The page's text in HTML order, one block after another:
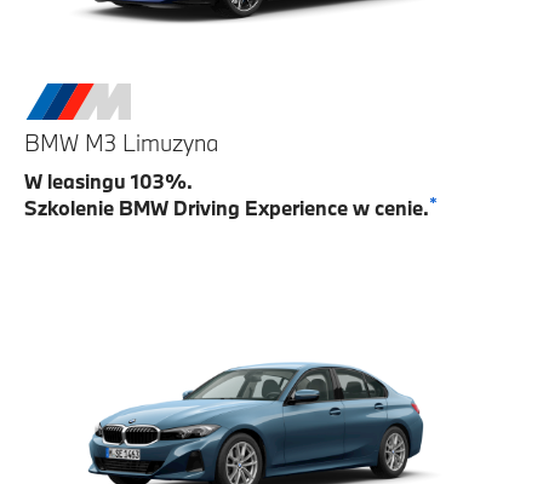
BMW M3 Limuzyna
W leasingu 103%.
Szkolenie BMW Driving Experience w cenie.*